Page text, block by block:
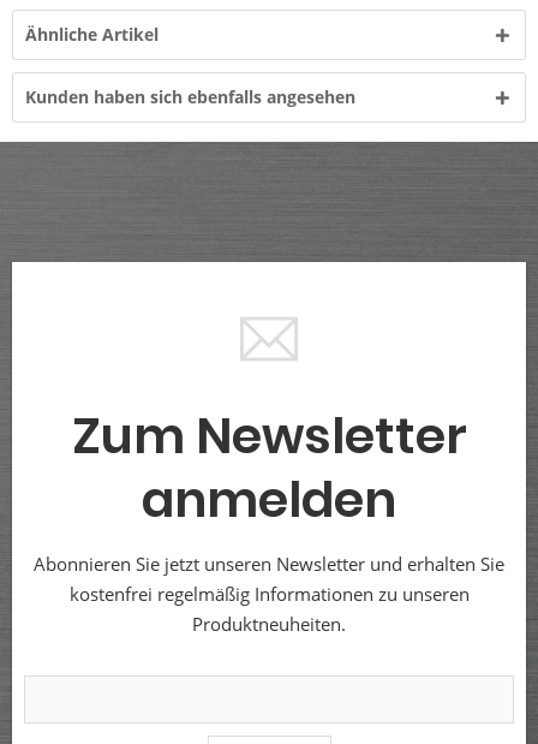
Ähnliche Artikel
Kunden haben sich ebenfalls angesehen
Zum Newsletter
anmelden
Abonnieren Sie jetzt unseren Newsletter und erhalten Sie
kostenfrei regelmäßig Informationen zu unseren
Produktneuheiten.